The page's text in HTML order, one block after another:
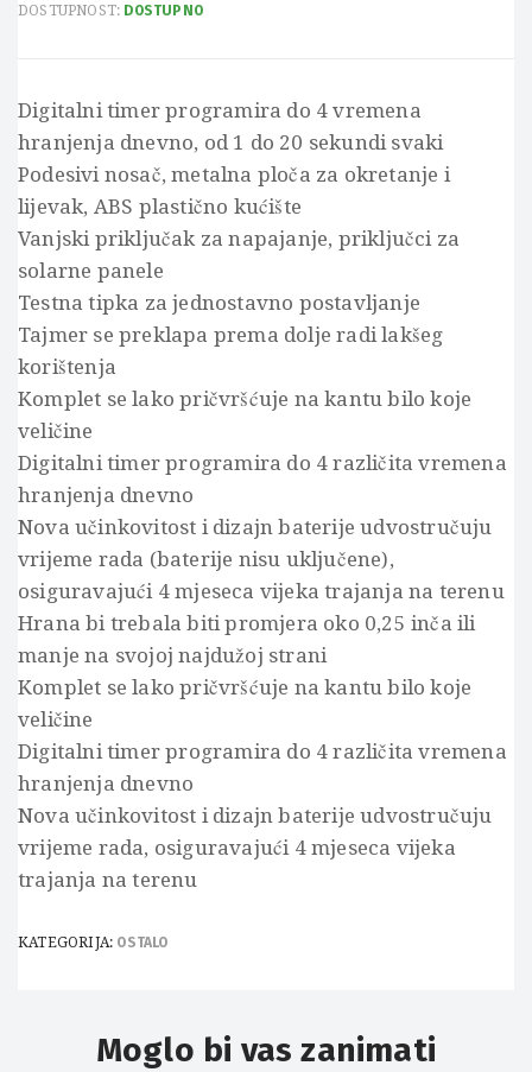
DOSTUPNOST: DOSTUPNO
Digitalni timer programira do 4 vremena
hranjenja dnevno, od 1 do 20 sekundi svaki
Podesivi nosač, metalna ploča za okretanje i
lijevak, ABS plastično kućište
Vanjski priključak za napajanje, priključci za
solarne panele
Testna tipka za jednostavno postavljanje
Tajmer se preklapa prema dolje radi lakšeg
korištenja
Komplet se lako pričvršćuje na kantu bilo koje
veličine
Digitalni timer programira do 4 različita vremena
hranjenja dnevno
Nova učinkovitost i dizajn baterije udvostručuju
vrijeme rada (baterije nisu uključene),
osiguravajući 4 mjeseca vijeka trajanja na terenu
Hrana bi trebala biti promjera oko 0,25 inča ili
manje na svojoj najdužoj strani
Komplet se lako pričvršćuje na kantu bilo koje
veličine
Digitalni timer programira do 4 različita vremena
hranjenja dnevno
Nova učinkovitost i dizajn baterije udvostručuju
vrijeme rada, osiguravajući 4 mjeseca vijeka
trajanja na terenu
KATEGORIJA: OSTALO
Moglo bi vas zanimati